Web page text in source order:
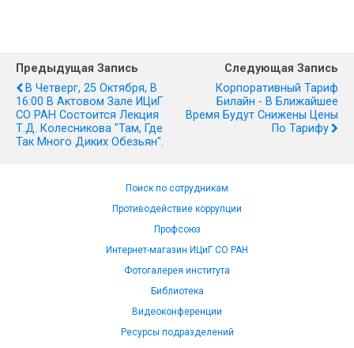
Предыдущая Запись
В Четверг, 25 Октября, В
16:00 В Актовом Зале ИЦиГ
СО РАН Состоится Лекция
Т.Д. Колесникова "Там, Где
Так Много Диких Обезьян".
Следующая Запись
Корпоративный Тариф
Билайн - В Ближайшее
Время Будут Снижены Цены
По Тарифу
Поиск по сотрудникам
Противодействие коррупции
Профсоюз
Интернет-магазин ИЦиГ СО РАН
Фотогалерея института
Библиотека
Видеоконференции
Ресурсы подразделений